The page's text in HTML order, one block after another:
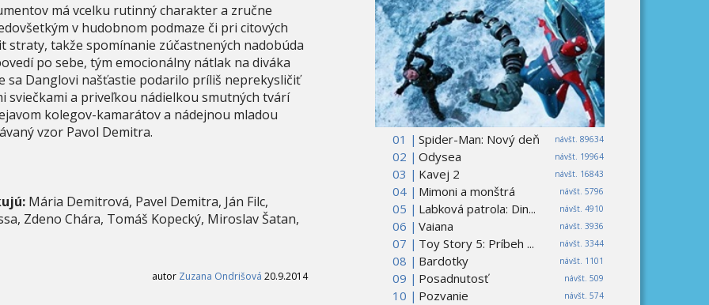
má vcelku rutinný charakter a zručne
v hudobnom podmaze či pri citových
straty, takže spomínanie zúčastnených nadobúda
po sebe, tým emocionálny nátlak na diváka
sa Danglovi našťastie podarilo príliš neprekysličiť
sviečkami a priveľkou nádielkou smutných tvárí
kolegov-kamarátov a nádejnou mladou
vzor Pavol Demitra.
Mária Demitrová, Pavel Demitra, Ján Filc,
Zdeno Chára, Tomáš Kopecký, Miroslav Šatan,
autor Zuzana Ondrišová 20.9.2014
01 | návšt. 89634
Spider-Man: Nový deň
02 |
návšt. 19964
Odysea
03 |
návšt. 16843
Kavej 2
04 |
návšt. 5796
Mimoni a monštrá
05 |
návšt. 4910
Labková patrola: Din...
06 |
návšt. 3936
Vaiana
07 |
návšt. 3344
Toy Story 5: Príbeh ...
08 |
návšt. 1101
Bardotky
09 |
návšt. 509
Posadnutosť
10 |
návšt. 574
Pozvanie